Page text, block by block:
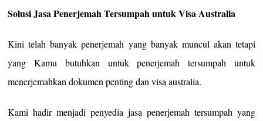
Solusi Jasa Penerjemah Tersumpah untuk Visa Australia
Kini telah banyak penerjemah yang banyak muncul akan tetapi
yang Kamu butuhkan untuk penerjemah tersumpah untuk
menerjemahkan dokumen penting dan visa australia.
Kami hadir menjadi penyedia jasa penerjemah tersumpah yang